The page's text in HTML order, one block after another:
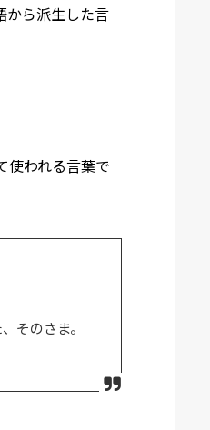
から派生した言
使われる言葉で
そのさま。